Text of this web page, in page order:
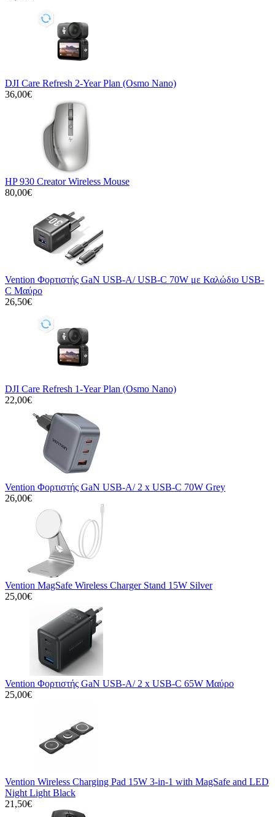
DJI Care Refresh 2-Year Plan (Osmo Nano)
36,00€
HP 930 Creator Wireless Mouse
80,00€
Vention Φορτιστής GaN USB-A/ USB-C 70W με Καλώδιο USB-
C Μαύρο
26,50€
DJI Care Refresh 1-Year Plan (Osmo Nano)
22,00€
Vention Φορτιστής GaN USB-A/ 2 x USB-C 70W Grey
26,00€
Vention MagSafe Wireless Charger Stand 15W Silver
25,00€
Vention Φορτιστής GaN USB-A/ 2 x USB-C 65W Μαύρο
25,00€
Vention Wireless Charging Pad 15W 3-in-1 with MagSafe and LED
Night Light Black
21,50€